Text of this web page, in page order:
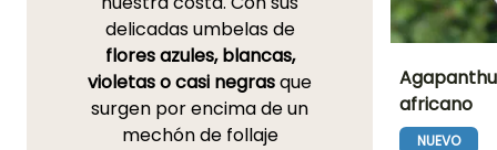
delicadas umbelas de
flores azules, blancas,
violetas o casi negrasque
surgen por encima de un
mechón de follaje
madurez
africano
NUEVO